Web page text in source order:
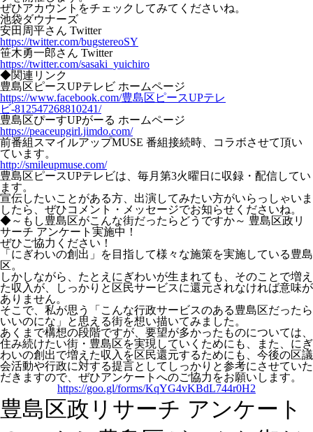
ぜひアカウントをチェックしてみてくださいね。
池袋ダウナーズ
安田周平さん Twitter
https://twitter.com/bugstereoSY
笹木勇一郎さん Twitter
https://twitter.com/sasaki_yuichiro
◆関連リンク
豊島区ピースUPテレビ ホームページ
https://www.facebook.com/豊島区ピースUPテレ
ビ-812547268810241/
豊島区ぴーすUPがーる ホームページ
https://peaceupgirl.jimdo.com/
前番組スマイルアップMUSE 番組接続時、コラボさせて頂い
ています。
http://smileupmuse.com/
豊島区ピースUPテレビは、毎月第3火曜日に収録・配信してい
ます。
宣伝したいことがある方、出演してみたい方がいらっしゃいま
したら、ぜひコメント・メッセージでお知らせくださいね。
◆～もし豊島区がこんな街だったらどうですか～ 豊島区政リ
サーチ アンケート実施中！
ぜひご協力ください！
「にぎわいの創出」を目指して様々な施策を実施している豊島
区。
しかしながら、たとえにぎわいが生まれても、そのことで増え
た収入が、しっかりと区民サービスに還元されなければ意味が
ありません。
そこで、私が思う「こんな行政サービスのある豊島区だったら
いいのにな」と思える街を想い描いてみました。
あくまで構想の段階ですが、要望が多かったものについては、
住み続けたい街・豊島区を実現していくためにも、また、にぎ
わいの創出で増えた収入を区民還元するためにも、今後の区議
会活動や行政に対する提言としてしっかりと参考にさせていた
だきますので、ぜひアンケートへのご協力をお願いします。
https://goo.gl/forms/KqYG4vKBdL744r0H2